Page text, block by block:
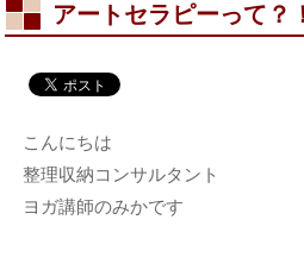
アートセラピーって？！
こんにちは
整理収納コンサルタント
ヨガ講師のみかです